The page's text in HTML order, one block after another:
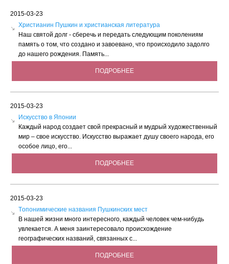
2015-03-23
Христианин Пушкин и христианская литература
Наш святой долг - сберечь и передать следующим поколениям
память о том, что создано и завоевано, что происходило задолго
до нашего рождения. Память...
ПОДРОБНЕЕ
2015-03-23
Искусство в Японии
Каждый народ создает свой прекрасный и мудрый художественный
мир – свое искусство. Искусство выражает душу своего народа, его
особое лицо, его...
ПОДРОБНЕЕ
2015-03-23
Tопонимические названия Пушкинских мест
В нашей жизни много интересного, каждый человек чем-нибудь
увлекается. А меня заинтересовало происхождение
географических названий, связанных с...
ПОДРОБНЕЕ